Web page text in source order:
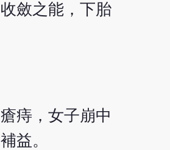
斂之能，下胎
痔，女子崩中
益。